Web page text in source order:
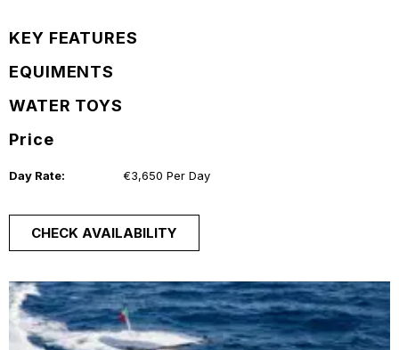
KEY FEATURES
EQUIMENTS
WATER TOYS
Price
Day Rate: €3,650 Per Day
CHECK AVAILABILITY